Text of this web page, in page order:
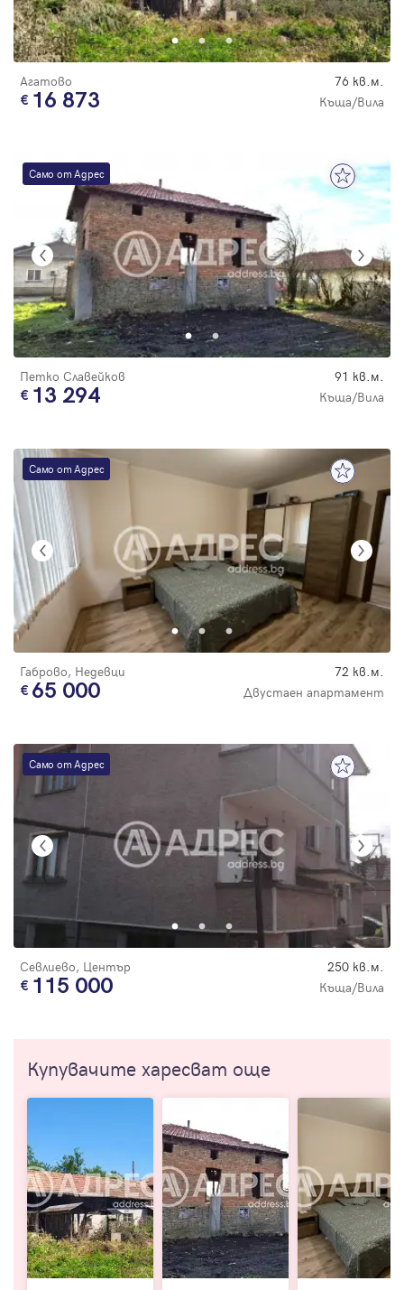
цена
Агатово 76 кв.м.
16 873 Къща/Вила
Само от Адрес
Петко Славейков 91 кв.м.
13 294 Къща/Вила
Само от Адрес
Габрово, Недевци 72 кв.м.
65 000 Двустаен апартамент
Само от Адрес
Севлиево, Център 250 кв.м.
115 000 Къща/Вила
Купувачите харесват още
Парола
Забравена парола
Регистрация